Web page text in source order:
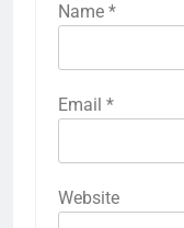
Name *
Email *
Website